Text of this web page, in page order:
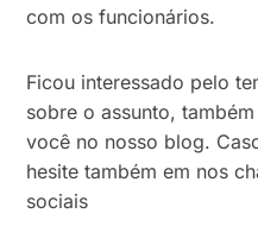
com os funcionários.
Ficou interessado pelo
sobre o assunto,
você no nosso blog.
hesite também em nos
sociais